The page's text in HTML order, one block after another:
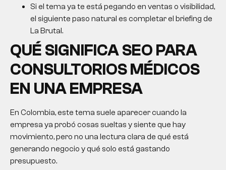
Si el tema ya te está pegando en ventas o visibilidad,
el siguiente paso natural es completar el briefing de
La Brutal.
QUÉ SIGNIFICA SEO PARA
CONSULTORIOS MÉDICOS
EN UNA EMPRESA
En Colombia, este tema suele aparecer cuando la
empresa ya probó cosas sueltas y siente que hay
movimiento, pero no una lectura clara de qué está
generando negocio y qué solo está gastando
presupuesto.